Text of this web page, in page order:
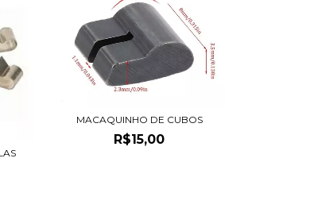
MACAQUINHO DE CUBOS
R$15,00